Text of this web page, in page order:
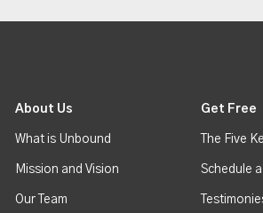
About Us
What is Unbound
Mission and Vision
Our Team
Get Free
The Five
Schedule